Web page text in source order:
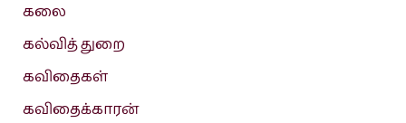
கலை
கல்வித் துறை
கவிதைகள்
கவிதைக்காரன்